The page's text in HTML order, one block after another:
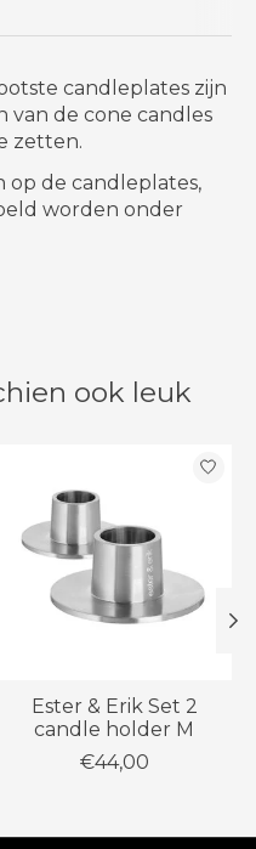
candleplates zijn
van de cone candles
zetten.
op de candleplates,
worden onder
ook leuk
Ester & Erik Set 2
candle holder M
€44,00